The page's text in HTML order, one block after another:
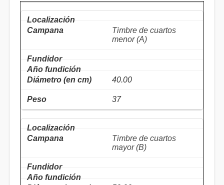
Timbre de cuartos
menor (A)
40.00
37
Timbre de cuartos
mayor (B)